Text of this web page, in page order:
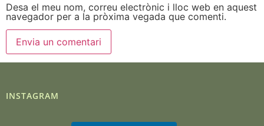
Desa el meu nom, correu electrònic i lloc web en aquest
navegador per a la pròxima vegada que comenti.
INSTAGRAM